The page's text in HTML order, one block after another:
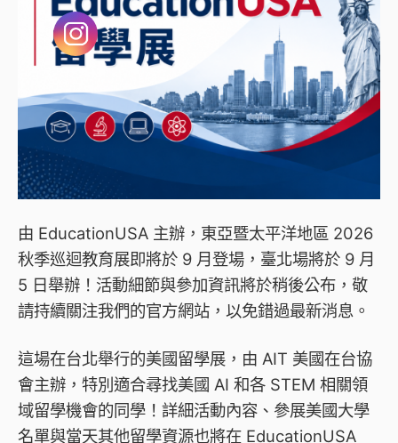
由 EducationUSA 主辦，東亞暨太平洋地區 2026
秋季巡迴教育展即將於 9 月登場，臺北場將於 9 月
5 日舉辦！活動細節與參加資訊將於稍後公布，敬
請持續關注我們的官方網站，以免錯過最新消息。
這場在台北舉行的美國留學展，由 AIT 美國在台協
會主辦，特別適合尋找美國 AI 和各 STEM 相關領
域留學機會的同學！詳細活動內容、參展美國大學
名單與當天其他留學資源也將在 EducationUSA